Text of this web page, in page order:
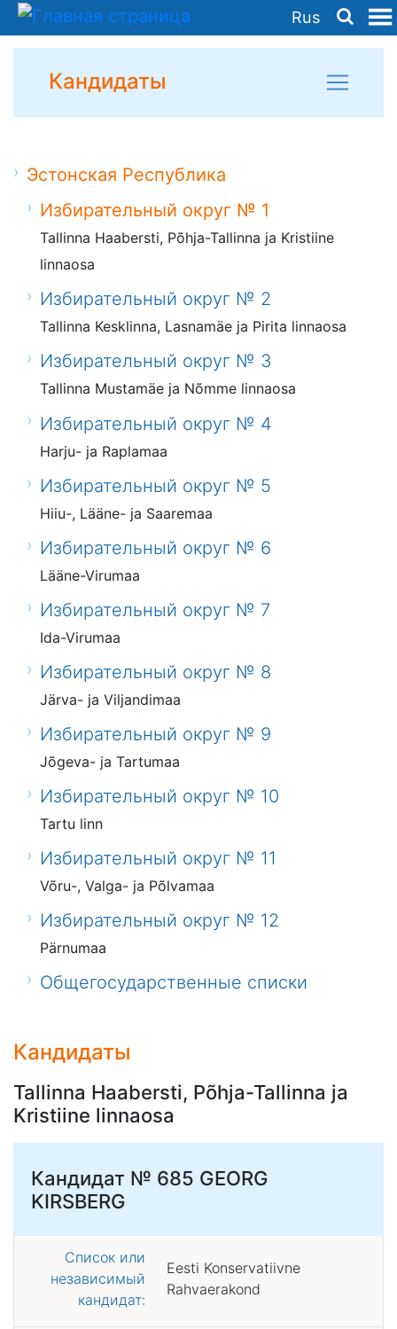
Rus
Кандидаты
Эстонская Республика
Избирательный округ № 1
Tallinna Haabersti, Põhja-Tallinna ja Kristiine
linnaosa
Избирательный округ № 2
Tallinna Kesklinna, Lasnamäe ja Pirita linnaosa
Избирательный округ № 3
Tallinna Mustamäe ja Nõmme linnaosa
Избирательный округ № 4
Harju- ja Raplamaa
Избирательный округ № 5
Hiiu-, Lääne- ja Saaremaa
Избирательный округ № 6
Lääne-Virumaa
Избирательный округ № 7
Ida-Virumaa
Избирательный округ № 8
Järva- ja Viljandimaa
Избирательный округ № 9
Jõgeva- ja Tartumaa
Избирательный округ № 10
Tartu linn
Избирательный округ № 11
Võru-, Valga- ja Põlvamaa
Избирательный округ № 12
Pärnumaa
Общегосударственные списки
Кандидаты
Tallinna Haabersti, Põhja-Tallinna ja
Kristiine linnaosa
Кандидат № 685 GEORG
KIRSBERG
Список или
независимый
кандидат:
Eesti Konservatiivne
Rahvaerakond